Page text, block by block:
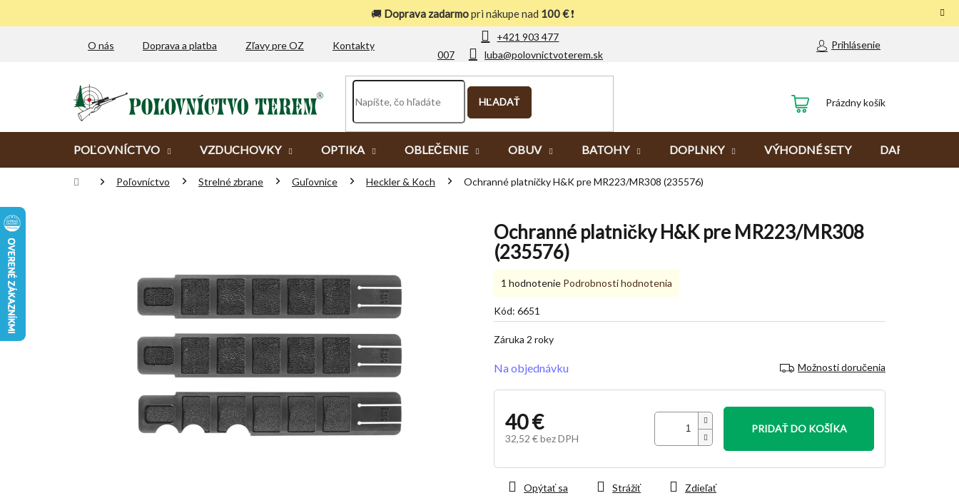
🚚 Doprava zadarmopri nákupe nad 100 €❗
+421 903 477
007
luba@polovnictvoterem.sk
O nás Doprava a platba Zľavy pre OZ Kontakty Prihlásenie
HĽADAŤ
NÁKUPNÝ
Prázdny košík
POĽOVNÍCTVO VZDUCHOVKY OPTIKA OBLEČENIE OBUV BATOHY DOPLNKY VÝHODNÉ SETY DARČEKY
DomovPoľovníctvo Strelné zbrane Guľovnice Heckler & Koch Ochranné platničky H&K pre MR223/MR308 (235576)
Ochranné platničky H&K pre MR223/MR308
(235576)
Kód: 6651
Na objednávku Možnosti doručenia
40 €
32,52 € bez DPH
cena:
PRIDAŤ DO KOŠÍKA
Záruka 2 roky
Opýtať sa Strážiť Zdieľať
Priemerné
produktu
je
5,0
5
hviezdičiek.
1 hodnotenie Podrobnosti hodnotenia